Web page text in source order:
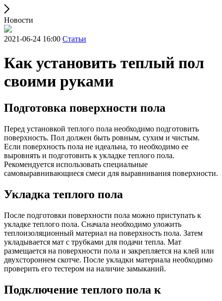
Новости
2021-06-24 16:00 Статьи
Как установить теплый пол
своими руками
Подготовка поверхности пола
Перед установкой теплого пола необходимо подготовить
поверхность. Пол должен быть ровным, сухим и чистым.
Если поверхность пола не идеальна, то необходимо ее
выровнять и подготовить к укладке теплого пола.
Рекомендуется использовать специальные
самовыравнивающиеся смеси для выравнивания поверхности.
Укладка теплого пола
После подготовки поверхности пола можно приступать к
укладке теплого пола. Сначала необходимо уложить
теплоизоляционный материал на поверхность пола. Затем
укладывается мат с трубками для подачи тепла. Мат
размещается на поверхности пола и закрепляется на клей или
двухстороннем скотче. После укладки материала необходимо
проверить его тестером на наличие замыканий.
Подключение теплого пола к